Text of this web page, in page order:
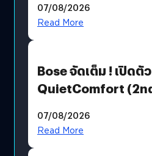
มีภาษาไทยด้วย
07/08/2026
Read More
Bose จัดเต็ม ! เปิดตัว
QuietComfort
07/08/2026
Read More